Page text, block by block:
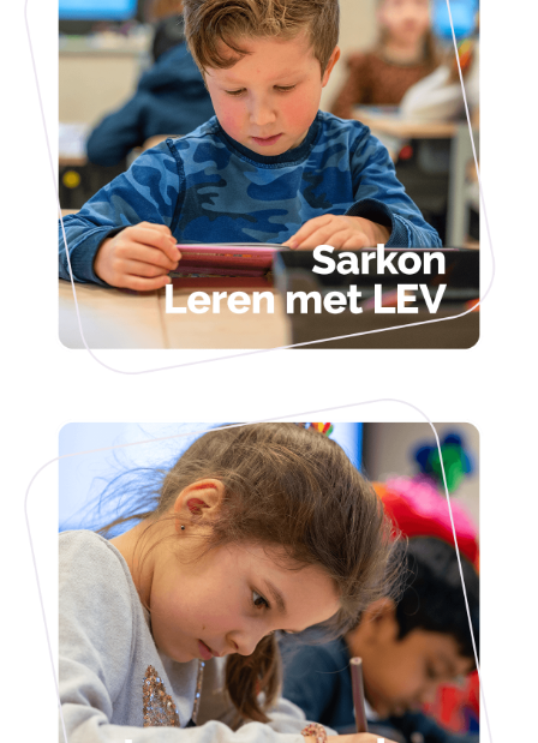
Bestuurlijke organisatie
Sarkonkoers
Sarkonscholen
Identiteit: Met hart voor elkaar!
Kindgerichtonderwijs
Het jonge kind
Medewerkers met LEV
Kom werken bij ons - Vacatures
Jouw stage bij Sarkon
Leraren in Opleiding
De startende medewerker
Zij-instromer
Leren bij ons